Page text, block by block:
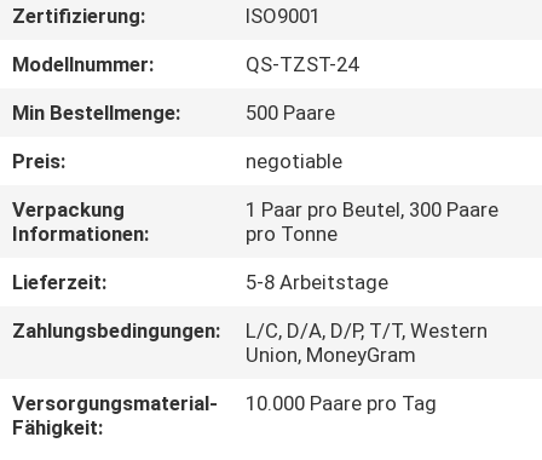
FABRIK-
AUSFLUG
QUALITÄTSKONTROLLE
TRETEN
SIE
MIT
IN
VERBINDUNG
Zertifizierung:
ISO9001
Modellnummer:
QS-TZST-24
Min Bestellmenge:
500 Paare
Preis:
negotiable
Verpackung
Informationen:
1 Paar pro Beutel, 300 Paare
pro Tonne
Lieferzeit:
5-8 Arbeitstage
Zahlungsbedingungen:
L/C, D/A, D/P, T/T, Western
Union, MoneyGram
Versorgungsmaterial-
Fähigkeit:
10.000 Paare pro Tag